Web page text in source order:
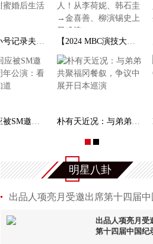
龙俊亨开小号记录夫妻日常！与爱妻泫雅约会购物，甜
李秀满回应被SM邀请参加30周年公演：看了新闻才知
明星八卦
出品人项亮月受
第十四届中国纪